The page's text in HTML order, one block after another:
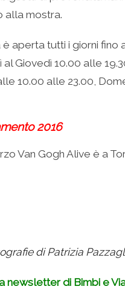
alla mostra.
aperta tutti i giorni fino
al Giovedì 10.00 alle
10.00 alle 23.00,
2016
Van Gogh Alive è a
di Patrizia
newsletter di Bimbi e